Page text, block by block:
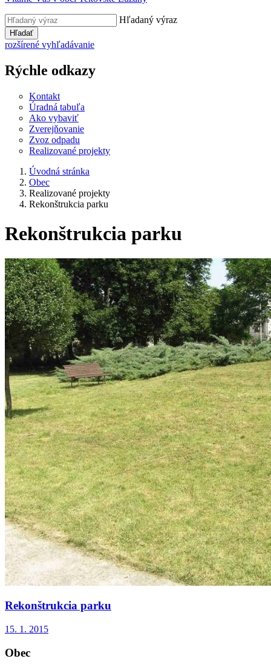
Hľadaný výraz
Hľadať
rozšírené vyhľadávanie
Rýchle odkazy
Kontakt
Úradná tabuľa
Ako vybaviť
Zverejňovanie
Zvoz odpadu
Realizované projekty
Úvodná stránka
Obec
Realizované projekty
Rekonštrukcia parku
Rekonštrukcia parku
Rekonštrukcia parku
15. 1. 2015
Obec